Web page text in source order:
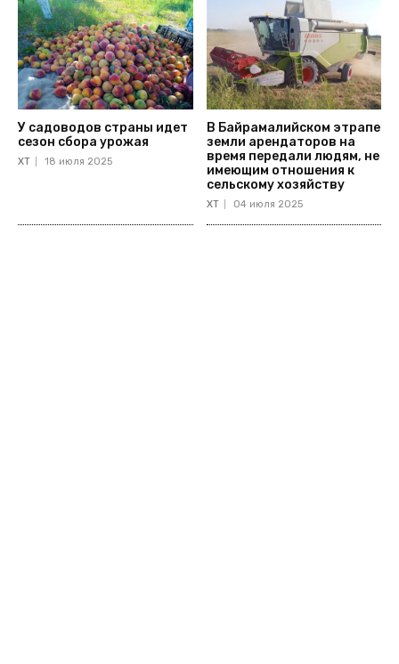
У садоводов страны идет
сезон сбора урожая
ХТ 18 июля 2025
В Байрамалийском этрапе
земли арендаторов на
время передали людям, не
имеющим отношения к
сельскому хозяйству
ХТ 04 июля 2025